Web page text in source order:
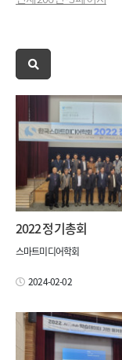
2022 정기총회
스마트미디어학회
2024-02-02